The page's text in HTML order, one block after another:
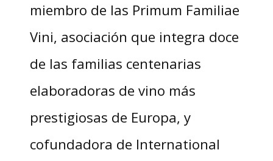
miembro de las Primum Familiae
Vini, asociación que integra doce
de las familias centenarias
elaboradoras de vino más
prestigiosas de Europa, y
cofundadora de International